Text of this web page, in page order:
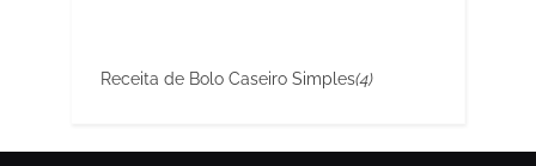
Receita de Bolo Caseiro Simples(4)